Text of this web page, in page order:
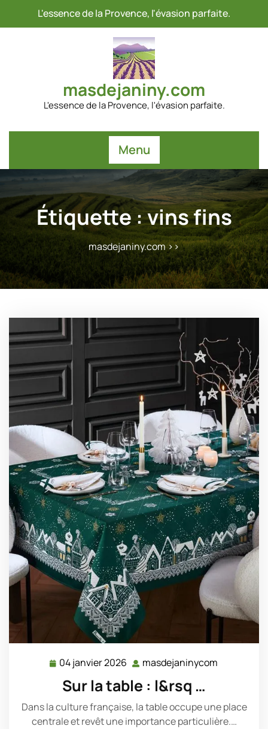
L'essence de la Provence, l'évasion parfaite.
masdejaniny.com
L'essence de la Provence, l'évasion parfaite.
Menu
Étiquette :vins fins
masdejaniny.com>>
04 janvier 2026 04
janvier
2026
masdejaninycom
Sur la table : l&rsq …
Dans la culture française, la table occupe une place
centrale et revêt une importance particulière.…